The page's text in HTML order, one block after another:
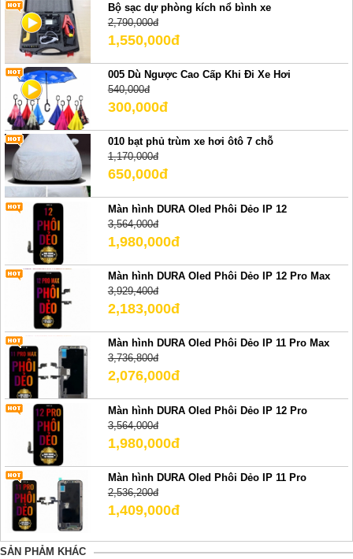
Bộ sạc dự phòng kích nổ bình xe
2,790,000đ
1,550,000đ
005 Dù Ngược Cao Cấp Khi Đi Xe Hơi
540,000đ
300,000đ
010 bạt phủ trùm xe hơi ôtô 7 chỗ
1,170,000đ
650,000đ
Màn hình DURA Oled Phôi Dẻo IP 12
3,564,000đ
1,980,000đ
Màn hình DURA Oled Phôi Dẻo IP 12 Pro Max
3,929,400đ
2,183,000đ
Màn hình DURA Oled Phôi Dẻo IP 11 Pro Max
3,736,800đ
2,076,000đ
Màn hình DURA Oled Phôi Dẻo IP 12 Pro
3,564,000đ
1,980,000đ
Màn hình DURA Oled Phôi Dẻo IP 11 Pro
2,536,200đ
1,409,000đ
SẢN PHẢM KHÁC